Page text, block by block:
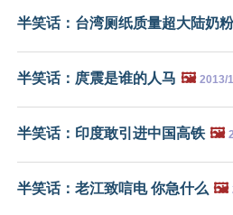
半笑话：台湾厕纸质量超大陆奶粉
半笑话：庹震是谁的人马 🖼️ 2013/
半笑话：印度敢引进中国高铁 🖼️
半笑话：老江致唁电 你急什么 🖼️